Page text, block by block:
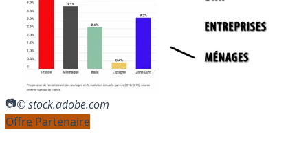
© stock.adobe.com
Offre Partenaire